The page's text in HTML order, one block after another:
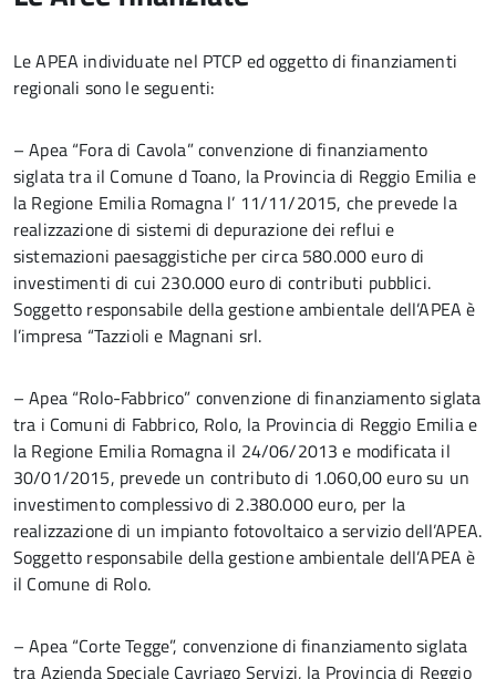
Le APEA individuate nel PTCP ed oggetto di finanziamenti
regionali sono le seguenti:
– Apea “Fora di Cavola” convenzione di finanziamento
siglata tra il Comune d Toano, la Provincia di Reggio Emilia e
la Regione Emilia Romagna l’ 11/11/2015, che prevede la
realizzazione di sistemi di depurazione dei reflui e
sistemazioni paesaggistiche per circa 580.000 euro di
investimenti di cui 230.000 euro di contributi pubblici.
Soggetto responsabile della gestione ambientale dell’APEA è
l’impresa “Tazzioli e Magnani srl.
– Apea “Rolo-Fabbrico” convenzione di finanziamento siglata
tra i Comuni di Fabbrico, Rolo, la Provincia di Reggio Emilia e
la Regione Emilia Romagna il 24/06/2013 e modificata il
30/01/2015, prevede un contributo di 1.060,00 euro su un
investimento complessivo di 2.380.000 euro, per la
realizzazione di un impianto fotovoltaico a servizio dell’APEA.
Soggetto responsabile della gestione ambientale dell’APEA è
il Comune di Rolo.
– Apea “Corte Tegge”, convenzione di finanziamento siglata
tra Azienda Speciale Cavriago Servizi, la Provincia di Reggio